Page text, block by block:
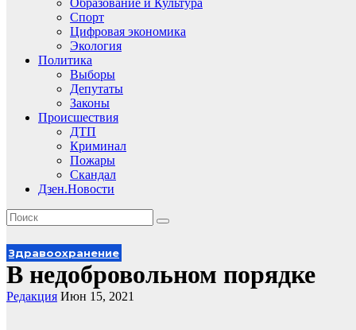
Образование и Культура
Спорт
Цифровая экономика
Экология
Политика
Выборы
Депутаты
Законы
Происшествия
ДТП
Криминал
Пожары
Скандал
Дзен.Новости
Здравоохранение
В недобровольном порядке
Редакция Июн 15, 2021